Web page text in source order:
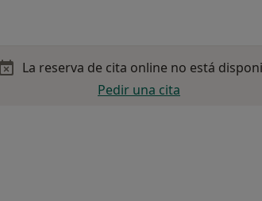
La reserva de cita online no está
Pedir una cita